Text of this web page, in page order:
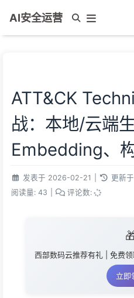
AI安全运营
ATT&CK
战：本地/云端
Embedding、
Top-K 检索候
Embedding API
发表于 2026-02-21 更新于
阅读量: 43 评论数:
西部数码云推荐有礼 | 免费领
立即